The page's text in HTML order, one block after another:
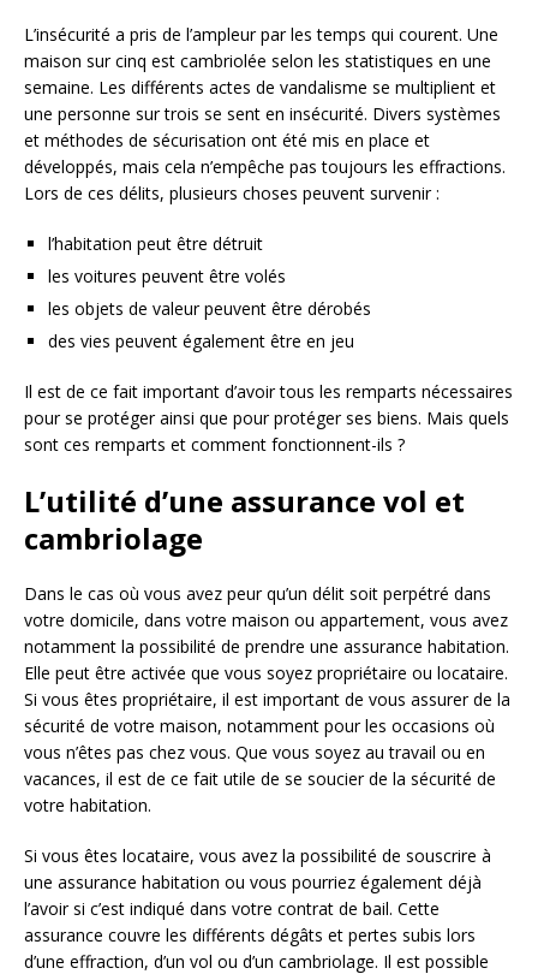
L’insécurité a pris de l’ampleur par les temps qui courent. Une
maison sur cinq est cambriolée selon les statistiques en une
semaine. Les différents actes de vandalisme se multiplient et
une personne sur trois se sent en insécurité. Divers systèmes
et méthodes de sécurisation ont été mis en place et
développés, mais cela n’empêche pas toujours les effractions.
Lors de ces délits, plusieurs choses peuvent survenir :
l’habitation peut être détruit
les voitures peuvent être volés
les objets de valeur peuvent être dérobés
des vies peuvent également être en jeu
Il est de ce fait important d’avoir tous les remparts nécessaires
pour se protéger ainsi que pour protéger ses biens. Mais quels
sont ces remparts et comment fonctionnent-ils ?
L’utilité d’une assurance vol et
cambriolage
Dans le cas où vous avez peur qu’un délit soit perpétré dans
votre domicile, dans votre maison ou appartement, vous avez
notamment la possibilité de prendre une assurance habitation.
Elle peut être activée que vous soyez propriétaire ou locataire.
Si vous êtes propriétaire, il est important de vous assurer de la
sécurité de votre maison, notamment pour les occasions où
vous n’êtes pas chez vous. Que vous soyez au travail ou en
vacances, il est de ce fait utile de se soucier de la sécurité de
votre habitation.
Si vous êtes locataire, vous avez la possibilité de souscrire à
une assurance habitation ou vous pourriez également déjà
l’avoir si c’est indiqué dans votre contrat de bail. Cette
assurance couvre les différents dégâts et pertes subis lors
d’une effraction, d’un vol ou d’un cambriolage. Il est possible